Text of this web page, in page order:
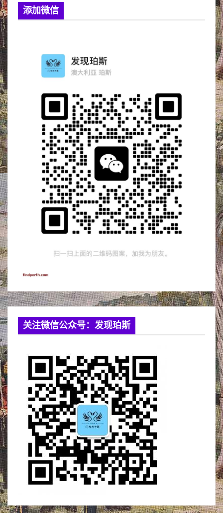
添加微信
关注微信公众号：发现珀斯